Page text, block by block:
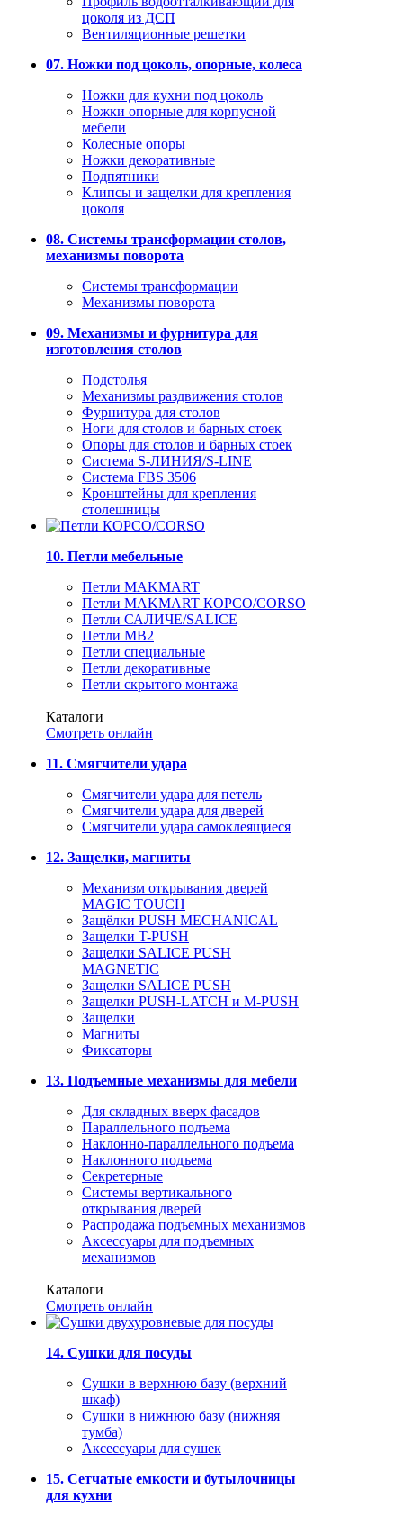
цоколя из ДСП
Вентиляционные решетки
07. Ножки под цоколь, опорные, колеса
Ножки для кухни под цоколь
Ножки опорные для корпусной
мебели
Колесные опоры
Ножки декоративные
Подпятники
Клипсы и защелки для крепления
цоколя
08. Системы трансформации столов,
механизмы поворота
Системы трансформации
Механизмы поворота
09. Механизмы и фурнитура для
изготовления столов
Подстолья
Механизмы раздвижения столов
Фурнитура для столов
Ноги для столов и барных стоек
Опоры для столов и барных стоек
Система S-ЛИНИЯ/S-LINE
Система FBS 3506
Кронштейны для крепления
столешницы
10. Петли мебельные
Петли MAKMART
Петли MAKMART КОРСО/CORSO
Петли САЛИЧЕ/SALICE
Петли MB2
Петли специальные
Петли декоративные
Петли скрытого монтажа
Каталоги
Смотреть онлайн
11. Смягчители удара
Смягчители удара для петель
Смягчители удара для дверей
Cмягчители удара самоклеящиеся
12. Защелки, магниты
Механизм открывания дверей
MAGIC TOUCH
Защёлки PUSH MECHANICAL
Защелки T-PUSH
Защелки SALICE PUSH
MAGNETIC
Защелки SALICE PUSH
Защелки PUSH-LATCH и M-PUSH
Защелки
Магниты
Фиксаторы
13. Подъемные механизмы для мебели
Для складных вверх фасадов
Параллельного подъема
Наклонно-параллельного подъема
Наклонного подъема
Секретерные
Системы вертикального
открывания дверей
Распродажа подъемных механизмов
Аксессуары для подъемных
механизмов
Каталоги
Смотреть онлайн
14. Сушки для посуды
Сушки в верхнюю базу (верхний
шкаф)
Сушки в нижнюю базу (нижняя
тумба)
Аксессуары для сушек
15. Сетчатые емкости и бутылочницы
для кухни